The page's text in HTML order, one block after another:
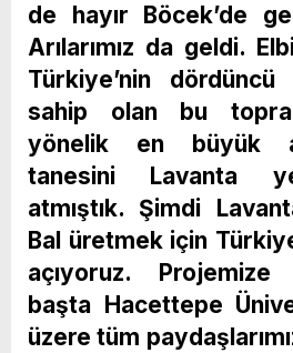
de hayır Böcek’de
Arılarımız da geldi.
Türkiye’nin dördüncü
sahip olan bu
yönelik en büyük
tanesini Lavanta
atmıştık. Şimdi
Bal üretmek için
açıyoruz.
başta Hacettepe
üzere tüm